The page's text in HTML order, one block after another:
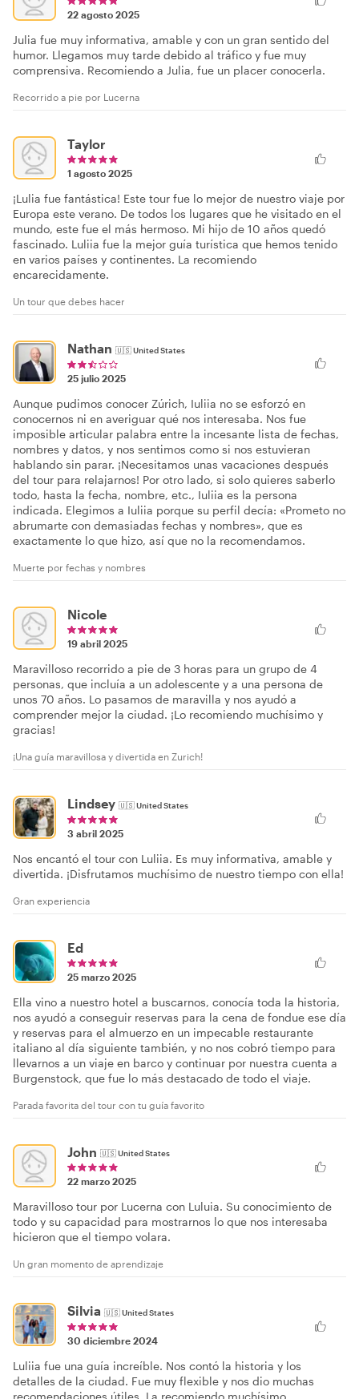
22 agosto 2025
Julia fue muy informativa, amable y con un gran sentido del
humor. Llegamos muy tarde debido al tráfico y fue muy
comprensiva. Recomiendo a Julia, fue un placer conocerla.
Recorrido a pie por Lucerna
Taylor
1 agosto 2025
¡Lulia fue fantástica! Este tour fue lo mejor de nuestro viaje por
Europa este verano. De todos los lugares que he visitado en el
mundo, este fue el más hermoso. Mi hijo de 10 años quedó
fascinado. Luliia fue la mejor guía turística que hemos tenido
en varios países y continentes. La recomiendo
encarecidamente.
Un tour que debes hacer
Nathan 🇺🇸United States
25 julio 2025
Aunque pudimos conocer Zúrich, Iuliia no se esforzó en
conocernos ni en averiguar qué nos interesaba. Nos fue
imposible articular palabra entre la incesante lista de fechas,
nombres y datos, y nos sentimos como si nos estuvieran
hablando sin parar. ¡Necesitamos unas vacaciones después
del tour para relajarnos! Por otro lado, si solo quieres saberlo
todo, hasta la fecha, nombre, etc., Iuliia es la persona
indicada. Elegimos a Iuliia porque su perfil decía: «Prometo no
abrumarte con demasiadas fechas y nombres», que es
exactamente lo que hizo, así que no la recomendamos.
Muerte por fechas y nombres
Nicole
19 abril 2025
Maravilloso recorrido a pie de 3 horas para un grupo de 4
personas, que incluía a un adolescente y a una persona de
unos 70 años. Lo pasamos de maravilla y nos ayudó a
comprender mejor la ciudad. ¡Lo recomiendo muchísimo y
gracias!
¡Una guía maravillosa y divertida en Zurich!
Lindsey 🇺🇸United States
3 abril 2025
Nos encantó el tour con Luliia. Es muy informativa, amable y
divertida. ¡Disfrutamos muchísimo de nuestro tiempo con ella!
Gran experiencia
Ed
25 marzo 2025
Ella vino a nuestro hotel a buscarnos, conocía toda la historia,
nos ayudó a conseguir reservas para la cena de fondue ese día
y reservas para el almuerzo en un impecable restaurante
italiano al día siguiente también, y no nos cobró tiempo para
llevarnos a un viaje en barco y continuar por nuestra cuenta a
Burgenstock, que fue lo más destacado de todo el viaje.
Parada favorita del tour con tu guía favorito
John 🇺🇸United States
22 marzo 2025
Maravilloso tour por Lucerna con Luluia. Su conocimiento de
todo y su capacidad para mostrarnos lo que nos interesaba
hicieron que el tiempo volara.
Un gran momento de aprendizaje
Silvia 🇺🇸United States
30 diciembre 2024
Luliia fue una guía increíble. Nos contó la historia y los
detalles de la ciudad. Fue muy flexible y nos dio muchas